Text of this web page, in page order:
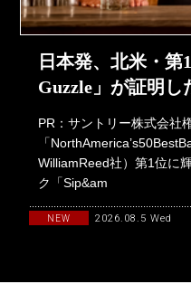
日本発、北米・
Guzzle」が証明
PR：サントリー株式会社
「
WilliamReed社）第1位に
ク「Sip&am
NEW 2026.08.5 Wed